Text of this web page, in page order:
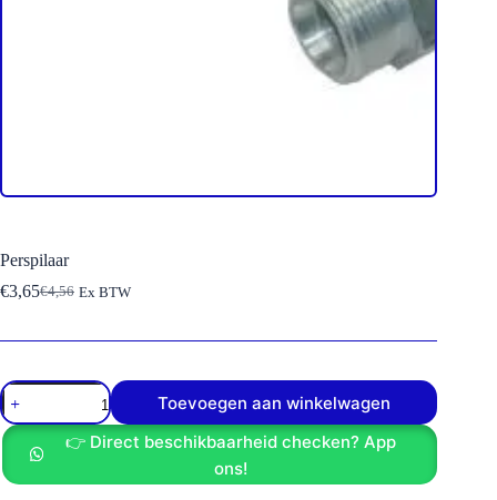
Perspilaar
€4,56
Oorspronkelijke
was:
€3,65Huidige
is:
Ex BTW
Perspilaar
aantal
Toevoegen aan winkelwagen
👉 Direct beschikbaarheid checken? App
ons!